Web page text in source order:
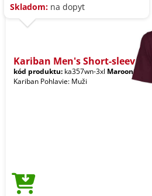
Skladom: na dopyt
Kariban Men's Short-sleev
kód produktu: ka357wn-3xl Maroon
Kariban Pohlavie: Muži